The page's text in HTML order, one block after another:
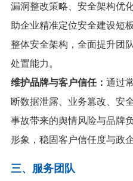
漏洞整改策略、安全架构优
助企业精准定位安全建设短
整体安全架构，全面提升团
处置能力。
维护品牌与客户信任： 通过
断数据泄露、业务篡改、安
事故带来的舆情风险与品牌
形象，稳固客户信任度与政
三、 服务团队